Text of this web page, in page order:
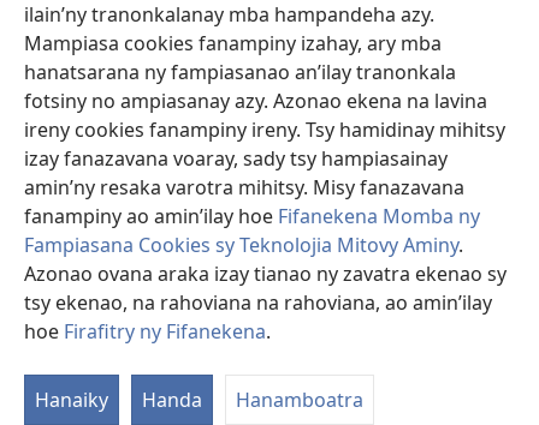
ilain’ny tranonkalanay mba hampandeha azy.
Mampiasa cookies fanampiny izahay, ary mba
hanatsarana ny fampiasanao an’ilay tranonkala
fotsiny no ampiasanay azy. Azonao ekena na lavina
ireny cookies fanampiny ireny. Tsy hamidinay mihitsy
izay fanazavana voaray, sady tsy hampiasainay
amin’ny resaka varotra mihitsy. Misy fanazavana
fanampiny ao amin’ilay hoe Fifanekena Momba ny
Fampiasana Cookies sy Teknolojia Mitovy Aminy.
Azonao ovana araka izay tianao ny zavatra ekenao sy
tsy ekenao, na rahoviana na rahoviana, ao amin’ilay
hoe Firafitry ny Fifanekena.
Hanaiky Handa Hanamboatra
FITEHIRIZAM-BOKIN’NY Vavolombelon’i Jehovah
(manokatra
rohy)
JW Hub
(manokatra
rohy)
JW Library
Watchtower Library ®
Copyright© 2026 Watch Tower Bible and Tract Society of Pennsylvania.
FIFANEKENA| FIFANEKENA MOMBA NY TSIAMBARATELO
NY FIFANEKENA